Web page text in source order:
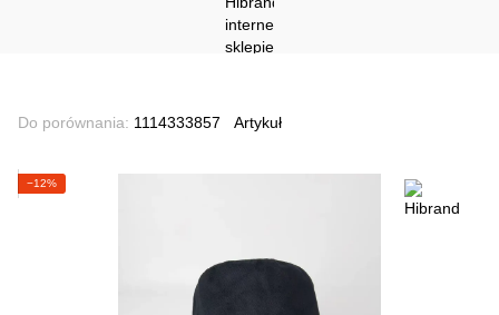
Do porównania: 1114333857 Artykuł
−12%